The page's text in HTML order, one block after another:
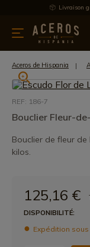
Livraison
de cuisine Offre
Aceros de Hispania
REF: 186-7
Bouclier Fleur-
Bouclier de fleur de
kilos.
125,16 €
DISPONIBILITÉ:
Expédition sous